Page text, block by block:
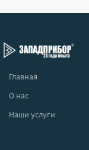
Главная
О нас
Наши услуги